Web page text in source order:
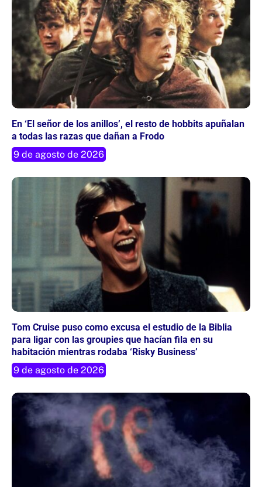
En ‘El señor de los anillos’, el resto de hobbits apuñalan
a todas las razas que dañan a Frodo
9 de agosto de 2026
Tom Cruise puso como excusa el estudio de la Biblia
para ligar con las groupies que hacían fila en su
habitación mientras rodaba ‘Risky Business’
9 de agosto de 2026